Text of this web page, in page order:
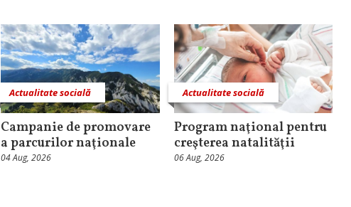
Actualitate socială
Campanie de promovare
a parcurilor naţionale
04 Aug, 2026
Actualitate socială
Program naţional pentru
creşterea natalităţii
06 Aug, 2026